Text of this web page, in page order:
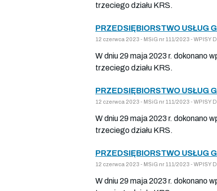
trzeciego działu KRS.
PRZEDSIĘBIORSTWO USŁUG
12 czerwca 2023 - MSiG nr 111/2023 -
W dniu 29 maja 2023 r. dokonano
trzeciego działu KRS.
PRZEDSIĘBIORSTWO USŁUG
12 czerwca 2023 - MSiG nr 111/2023 -
W dniu 29 maja 2023 r. dokonano
trzeciego działu KRS.
PRZEDSIĘBIORSTWO USŁUG
12 czerwca 2023 - MSiG nr 111/2023 -
W dniu 29 maja 2023 r. dokonano